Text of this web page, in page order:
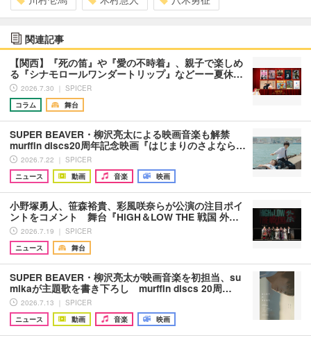
関連記事
【関西】『死の笛』や『愛の不時着』、親子で楽しめ
る『シナモロールワンダートリップ』などーー夏休…
2026.7.30 ｜ SPICER
コラム
舞台
SUPER BEAVER・柳沢亮太による映画音楽も解禁
murffin discs20周年記念映画『はじまりのさよなら…
2026.7.22 ｜ SPICER
ニュース
動画 音楽 映画
小野塚勇人、笹森裕貴、彩風咲奈らが公演の注目ポイ
ントをコメント 舞台『HiGH＆LOW THE 戦国 外…
2026.7.19 ｜ SPICER
ニュース
舞台
SUPER BEAVER・柳沢亮太が映画音楽を初担当、su
mikaが主題歌を書き下ろし murffin discs 20周…
2026.7.13 ｜ SPICER
ニュース
動画 音楽 映画